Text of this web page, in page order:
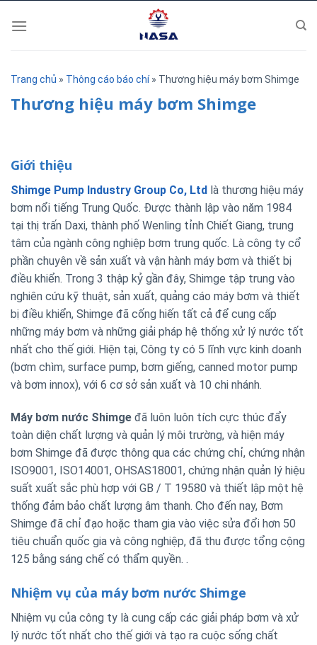
Trang chủ » Thông cáo báo chí» Thương hiệu máy bơm Shimge
Thương hiệu máy bơm Shimge
Giới thiệu
Shimge Pump Industry Group Co, Ltd là thương hiệu máy
bơm nổi tiếng Trung Quốc. Được thành lập vào năm 1984
tại thị trấn Daxi, thành phố Wenling tỉnh Chiết Giang, trung
tâm của ngành công nghiệp bơm trung quốc. Là công ty cổ
phần chuyên về sản xuất và vận hành máy bơm và thiết bị
điều khiển. Trong 3 thập kỷ gần đây, Shimge tập trung vào
nghiên cứu kỹ thuật, sản xuất, quảng cáo máy bơm và thiết
bị điều khiển, Shimge đã cống hiến tất cả để cung cấp
những máy bơm và những giải pháp hệ thống xử lý nước tốt
nhất cho thế giới. Hiện tại, Công ty có 5 lĩnh vực kinh doanh
(bơm chìm, surface pump, bơm giếng, canned motor pump
và bơm innox), với 6 cơ sở sản xuất và 10 chi nhánh.
Máy bơm nước Shimge đã luôn luôn tích cực thúc đẩy
toàn diện chất lượng và quản lý môi trường, và hiện máy
bơm Shimge đã được thông qua các chứng chỉ, chứng nhận
ISO9001, ISO14001, OHSAS18001, chứng nhận quản lý hiệu
suất xuất sắc phù hợp với GB / T 19580 và thiết lập một hệ
thống đảm bảo chất lượng âm thanh. Cho đến nay, Bơm
Shimge đã chỉ đạo hoặc tham gia vào việc sửa đổi hơn 50
tiêu chuẩn quốc gia và công nghiệp, đã thu được tổng cộng
125 bằng sáng chế có thẩm quyền. .
Nhiệm vụ của máy bơm nước Shimge
Nhiệm vụ của công ty là cung cấp các giải pháp bơm và xử
lý nước tốt nhất cho thế giới và tạo ra cuộc sống chất